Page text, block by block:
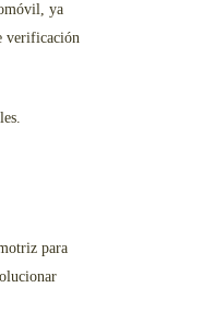
ya
verificación
para